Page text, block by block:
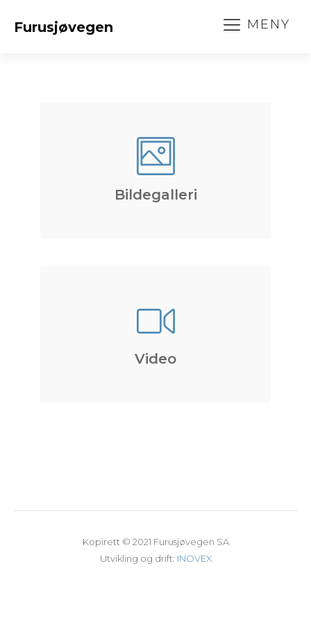
Furusjøvegen MENY
Bildegalleri
Video
Kopirett © 2021 Furusjøvegen SA
Utvikling og drift: INOVEX